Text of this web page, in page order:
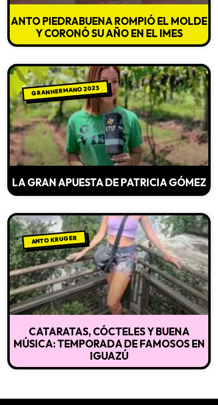
ANTO PIEDRABUENA ROMPIÓ EL MOLDE
Y CORONÓ SU AÑO EN EL IMES
GRAN HERMANO 2023
LA GRAN APUESTA DE PATRICIA GÓMEZ
ANTO KRUGER
CATARATAS, CÓCTELES Y BUENA
MÚSICA: TEMPORADA DE FAMOSOS EN
IGUAZÚ